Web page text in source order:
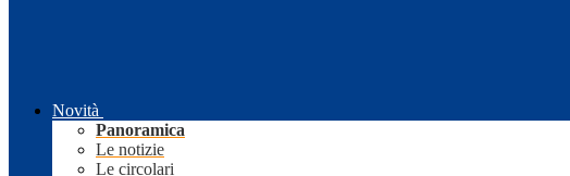
Novità
Panoramica
Le notizie
Le circolari